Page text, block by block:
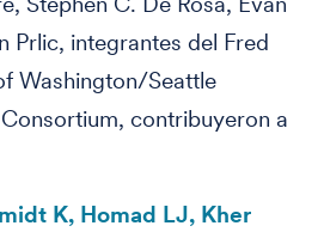
Prlic, integrantes del Fred
Washington/Seattle
contribuyeron a
K, Homad LJ, Kher